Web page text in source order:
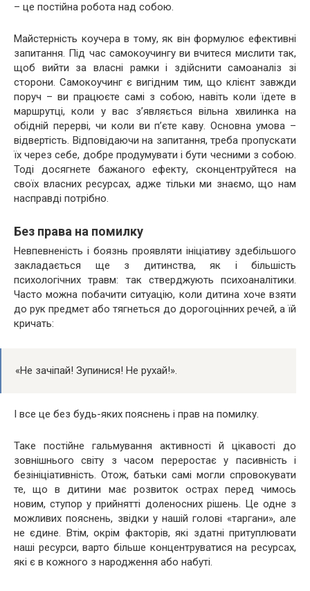
– це постійна робота над собою.
Майстерність коучера в тому, як він формулює ефективні
запитання. Під час самокоучингу ви вчитеся мислити так,
щоб вийти за власні рамки і здійснити самоаналіз зі
сторони. Самокоучинг є вигідним тим, що клієнт завжди
поруч – ви працюєте самі з собою, навіть коли їдете в
маршрутці, коли у вас з’являється вільна хвилинка на
обідній перерві, чи коли ви п’єте каву. Основна умова –
відвертість. Відповідаючи на запитання, треба пропускати
їх через себе, добре продумувати і бути чесними з собою.
Тоді досягнете бажаного ефекту, сконцентруйтеся на
своїх власних ресурсах, адже тільки ми знаємо, що нам
насправді потрібно.
Без права на помилку
Невпевненість і боязнь проявляти ініціативу здебільшого
закладається ще з дитинства, як і більшість
психологічних травм: так стверджують психоаналітики.
Часто можна побачити ситуацію, коли дитина хоче взяти
до рук предмет або тягнеться до дорогоцінних речей, а їй
кричать:
«Не зачіпай! Зупинися! Не рухай!».
І все це без будь-яких пояснень і прав на помилку.
Таке постійне гальмування активності й цікавості до
зовнішнього світу з часом переростає у пасивність і
безініціативність. Отож, батьки самі могли спровокувати
те, що в дитини має розвиток острах перед чимось
новим, ступор у прийнятті доленосних рішень. Це одне з
можливих пояснень, звідки у нашій голові «таргани», але
не єдине. Втім, окрім факторів, які здатні притуплювати
наші ресурси, варто більше концентруватися на ресурсах,
які є в кожного з народження або набуті.